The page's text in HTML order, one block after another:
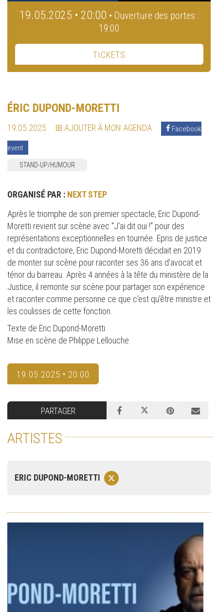
19.05.2025 • 20:00 • Ouverture des portes :
19:00
TICKETS
ÉRIC DUPOND-MORETTI
19.05.2025 AJOUTER À MON AGENDA Facebook
event
STAND-UP/HUMOUR
ORGANISÉ PAR : NEXT STEP
Après le triomphe de son premier spectacle, Eric Dupond-
Moretti revient sur scène avec "J'ai dit oui !" pour des
représentations exceptionnelles en tournée. Epris de justice
et du contradictoire, Eric Dupond-Moretti décidait en 2019
de monter sur scène pour raconter ses 36 ans d'avocat et
ténor du barreau. Après 4 années à la tête du ministère de la
Justice, il remonte sur scène pour partager son expérience
et raconter comme personne ce que c'est qu'être ministre et
les coulisses de cette fonction.
Texte de Eric Dupond-Moretti
Mise en scène de Philippe Lellouche
19.05.2025 • 20:00
PARTAGER
ARTISTES
ERIC DUPOND-MORETTI